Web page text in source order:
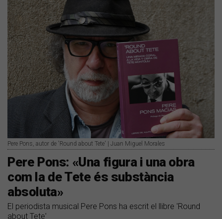
Pere Pons, autor de 'Round about Tete' | Juan Miguel Morales
Pere Pons: «Una figura i una obra
com la de Tete és substància
absoluta»
El periodista musical Pere Pons ha escrit el llibre 'Round
about Tete'